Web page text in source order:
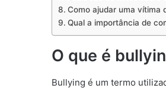
Como ajudar uma vítima
Qual a importância de
O que é
Bullying é um termo